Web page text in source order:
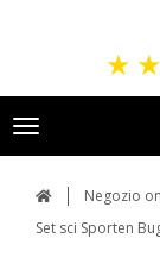
★ ★
Toggle
navigation
Negozio
Set sci Sporten